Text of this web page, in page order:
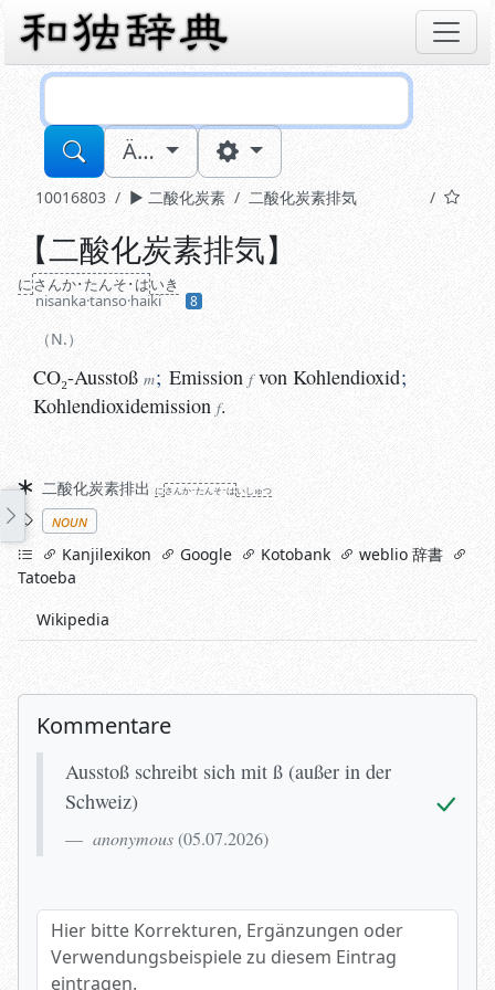
Ä…
10016803 二酸化炭素 二酸化炭素排気
N.
CO₂-Ausstoßm;Emission
【二酸化炭素排気】
にさんか･たんそ･はいき
nisanka·tanso·haiki
8
N.
CO₂-Ausstoß m; Emission fvon Kohlendioxid;
Kohlendioxidemission f.
Synonyme
二酸化炭素排出 に さんか･たんそ･はいしゅつ
Stichworte
noun
linksKanjilexikon Google Kotobank
weblio 辞書
Tatoeba
Wikipedia
Kommentare
Ausstoß schreibt sich mit ß (außer in der
Schweiz)
anonymous (05.07.2026)
Hier bitte Korrekturen, Ergänzungen oder